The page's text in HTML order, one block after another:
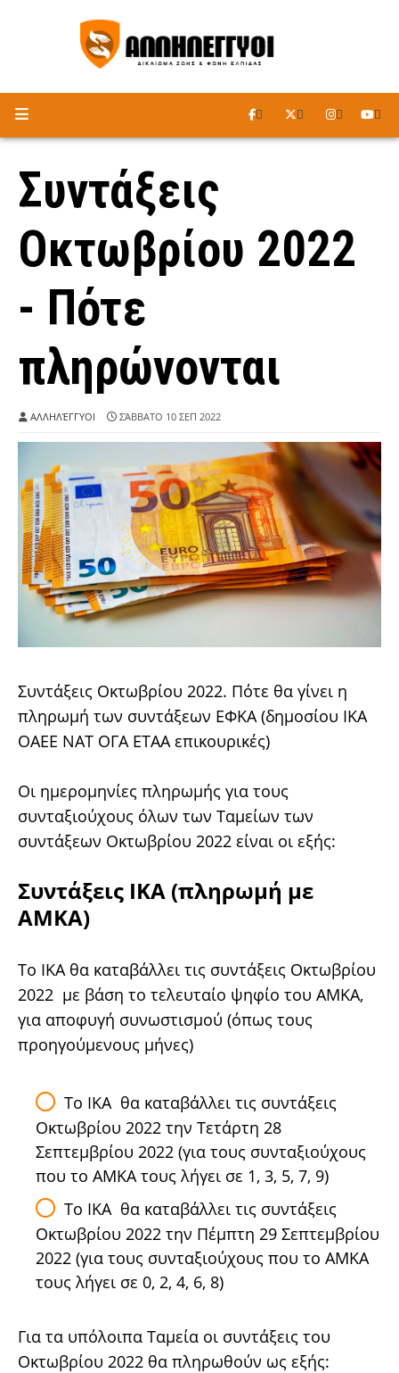
ΑΚΟΥΣΤΕ ΤΟ ΡΑΔΙΟΦΩΝΟ
Συντάξεις
Οκτωβρίου 2022
- Πότε
πληρώνονται
ΑΛΛΗΛΈΓΓΥΟΙ ΣΆΒΒΑΤΟ 10 ΣΕΠ 2022
Συντάξεις Οκτωβρίου 2022. Πότε θα γίνει η
πληρωμή των συντάξεων ΕΦΚΑ (δημοσίου ΙΚΑ
ΟΑΕΕ ΝΑΤ ΟΓΑ ΕΤΑΑ επικουρικές)
Οι ημερομηνίες πληρωμής για τους
συνταξιούχους όλων των Ταμείων των
συντάξεων Οκτωβρίου 2022 είναι οι εξής:
Συντάξεις ΙΚΑ (πληρωμή με
ΑΜΚΑ)
Το ΙΚΑ θα καταβάλλει τις συντάξεις Οκτωβρίου
2022 με βάση το τελευταίο ψηφίο του ΑΜΚΑ,
για αποφυγή συνωστισμού (όπως τους
προηγούμενους μήνες)
Το ΙΚΑ θα καταβάλλει τις συντάξεις
Οκτωβρίου 2022 την Τετάρτη 28
Σεπτεμβρίου 2022 (για τους συνταξιούχους
που το ΑΜΚΑ τους λήγει σε 1, 3, 5, 7, 9)
Το ΙΚΑ θα καταβάλλει τις συντάξεις
Οκτωβρίου 2022 την Πέμπτη 29 Σεπτεμβρίου
2022 (για τους συνταξιούχους που το ΑΜΚΑ
τους λήγει σε 0, 2, 4, 6, 8)
Για τα υπόλοιπα Ταμεία οι συντάξεις του
Οκτωβρίου 2022 θα πληρωθούν ως εξής: